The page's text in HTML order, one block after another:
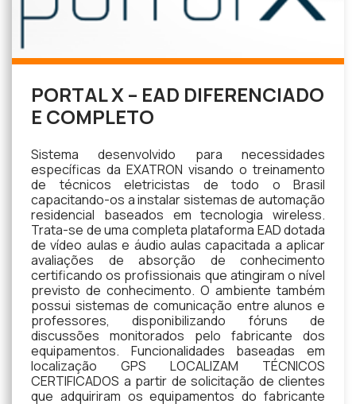
PORTAL X – EAD DIFERENCIADO
E COMPLETO
Sistema desenvolvido para necessidades
específicas da EXATRON visando o treinamento
de técnicos eletricistas de todo o Brasil
capacitando-os a instalar sistemas de automação
residencial baseados em tecnologia wireless.
Trata-se de uma completa plataforma EAD dotada
de vídeo aulas e áudio aulas capacitada a aplicar
avaliações de absorção de conhecimento
certificando os profissionais que atingiram o nível
previsto de conhecimento. O ambiente também
possui sistemas de comunicação entre alunos e
professores, disponibilizando fóruns de
discussões monitorados pelo fabricante dos
equipamentos. Funcionalidades baseadas em
localização GPS LOCALIZAM TÉCNICOS
CERTIFICADOS a partir de solicitação de clientes
que adquiriram os equipamentos do fabricante